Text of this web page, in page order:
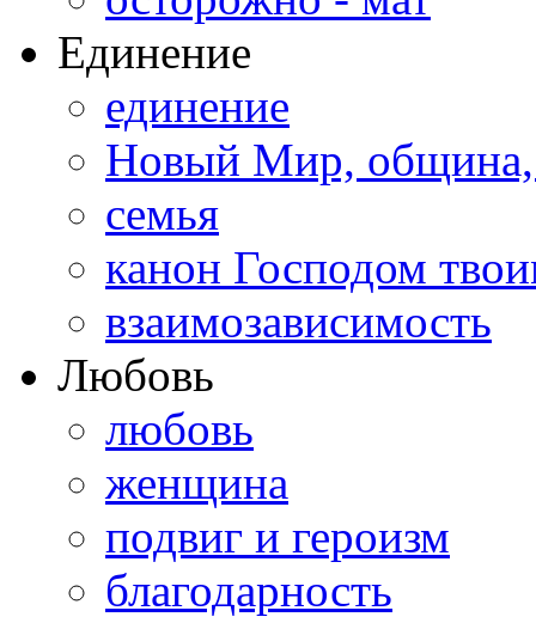
Единение
единение
Новый Мир,
семья
канон Господом
взаимозависимость
Любовь
любовь
женщина
подвиг и героизм
благодарность